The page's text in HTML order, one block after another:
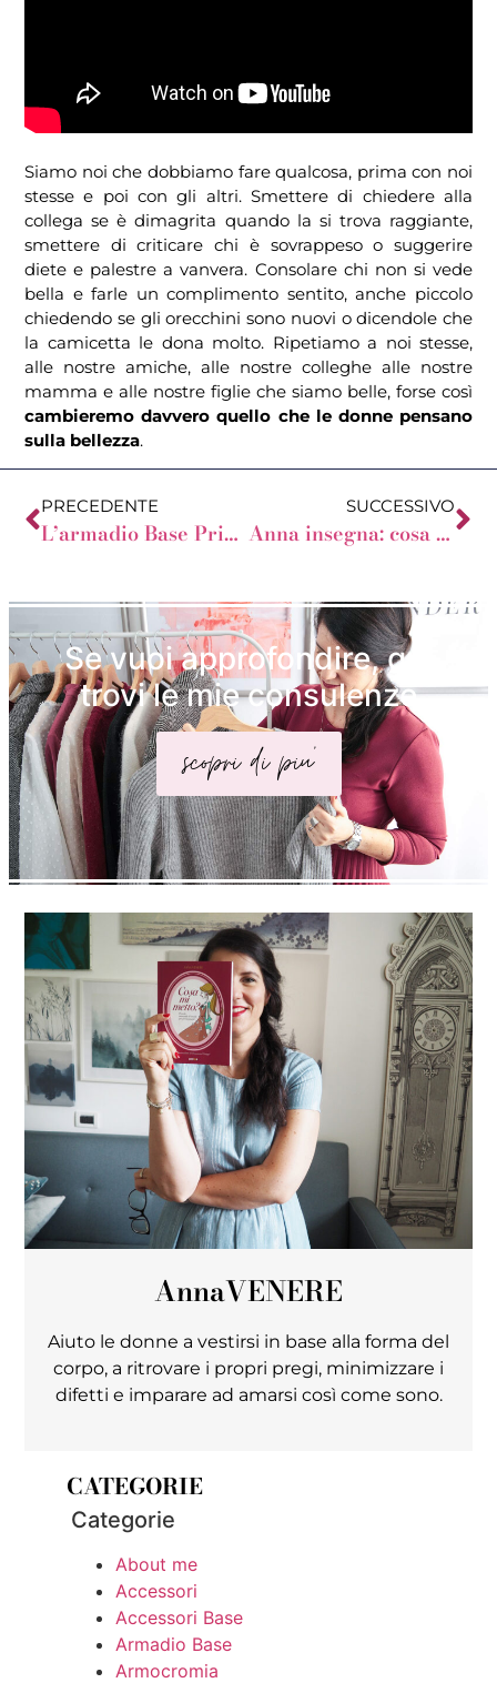
Siamo noi che dobbiamo fare qualcosa, prima con noi
stesse e poi con gli altri. Smettere di chiedere alla
collega se è dimagrita quando la si trova raggiante,
smettere di criticare chi è sovrappeso o suggerire
diete e palestre a vanvera. Consolare chi non si vede
bella e farle un complimento sentito, anche piccolo
chiedendo se gli orecchini sono nuovi o dicendole che
la camicetta le dona molto. Ripetiamo a noi stesse,
alle nostre amiche, alle nostre colleghe alle nostre
mamma e alle nostre figlie che siamo belle, forse così
cambieremo davvero quello che le donne pensano
sulla bellezza.
PRECEDENTE
L’armadio Base Primaverile-Estivo della Donna a Pera
SUCCESSIVO
Anna insegna: cosa mi metto?
Se vuoi approfondire, qui
trovi le mie consulenze
scopri di piu'
AnnaVENERE
Aiuto le donne a vestirsi in base alla forma del
corpo, a ritrovare i propri pregi, minimizzare i
difetti e imparare ad amarsi così come sono.
CATEGORIE
Categorie
About me
Accessori
Accessori Base
Armadio Base
Armocromia